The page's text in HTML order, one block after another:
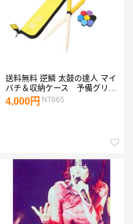
送料無料 逆鱗 太鼓の達人 マイ
バチ＆収納ケース 予備グリッ
プ7個付（交換用、2重巻き、3
重巻き、魔改造、新魔改造に）
トが自慢 20ミリ-350mm 赤
青空黄紫藍黒もあります 心地
4,000円 NT865